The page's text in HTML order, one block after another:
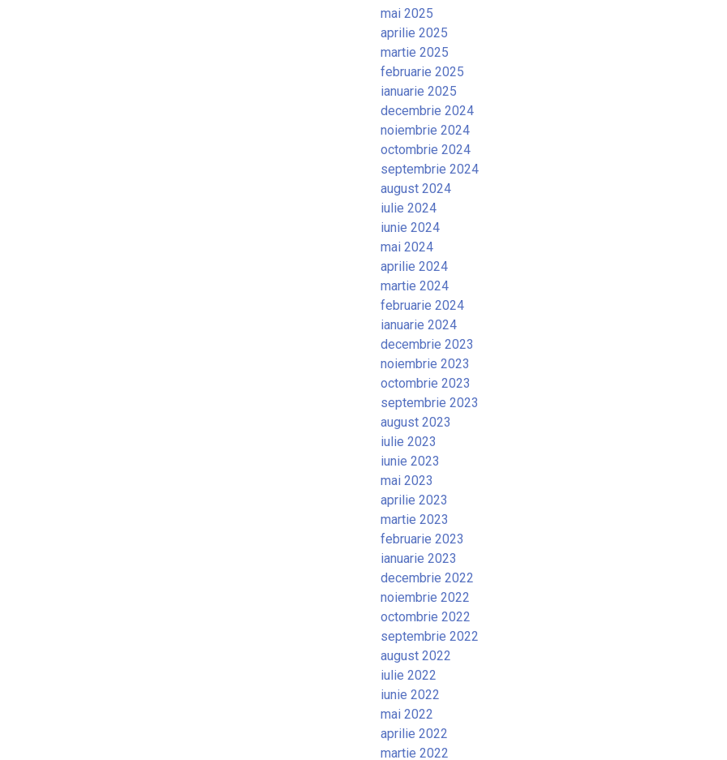
mai 2025
aprilie 2025
martie 2025
februarie 2025
ianuarie 2025
decembrie 2024
noiembrie 2024
octombrie 2024
septembrie 2024
august 2024
iulie 2024
iunie 2024
mai 2024
aprilie 2024
martie 2024
februarie 2024
ianuarie 2024
decembrie 2023
noiembrie 2023
octombrie 2023
septembrie 2023
august 2023
iulie 2023
iunie 2023
mai 2023
aprilie 2023
martie 2023
februarie 2023
ianuarie 2023
decembrie 2022
noiembrie 2022
octombrie 2022
septembrie 2022
august 2022
iulie 2022
iunie 2022
mai 2022
aprilie 2022
martie 2022